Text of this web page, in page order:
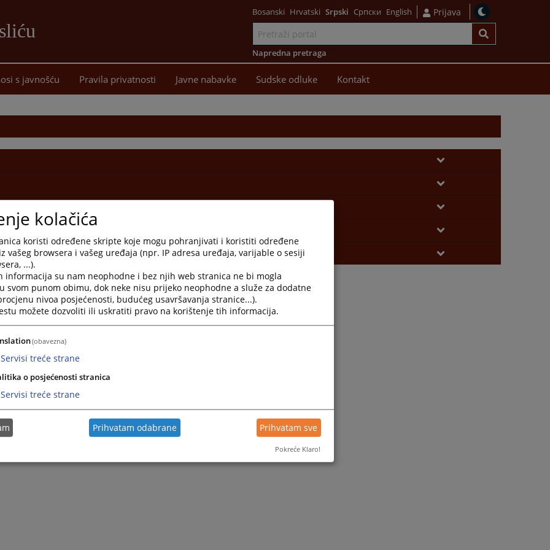
sadržaj
Bosanski Hrvatski Srpski Српски English Prijava
Napredna pretraga
s javnošću Pravila privatnosti Javne nabavke Sudske odluke Kontakt
kolačića
koristi određene skripte koje mogu pohranjivati i koristiti određene
vašeg browsera i vašeg uređaja (npr. IP adresa uređaja, varijable o sesiji
...).
informacija su nam neophodne i bez njih web stranica ne bi mogla
svom punom obimu, dok neke nisu prijeko neophodne a služe za dodatne
nivoa posjećenosti, budućeg usavršavanja stranice...).
možete dozvoliti ili uskratiti pravo na korištenje tih informacija.
(obavezna)
Servisi treće strane
o posjećenosti stranica
Servisi treće strane
Prihvatam odabrane Prihvatam sve
Pokreće Klaro!